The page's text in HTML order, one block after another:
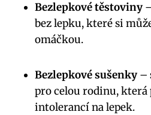
Bezlepkové těstoviny
bez lepku, které si
omáčkou.
Bezlepkové sušenky –
pro celou rodinu, která
intolerancí na lepek.